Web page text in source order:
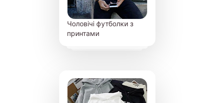
Чоловічі футболки з
принтами